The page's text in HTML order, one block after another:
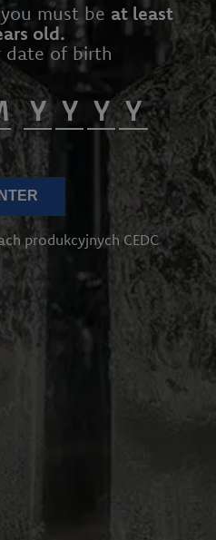
must be at least
old.
date of birth
produkcyjnych CEDC